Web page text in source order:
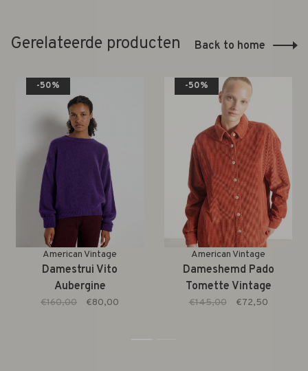
Gerelateerde producten Back to home
-50%
American Vintage
Damestrui Vito
Aubergine
€160,00 €80,00
-50%
American Vintage
Dameshemd Pado
Tomette Vintage
€145,00 €72,50